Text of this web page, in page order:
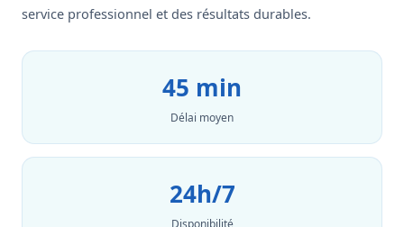
service professionnel et des résultats durables.
45 min
Délai moyen
24h/7
Disponibilité